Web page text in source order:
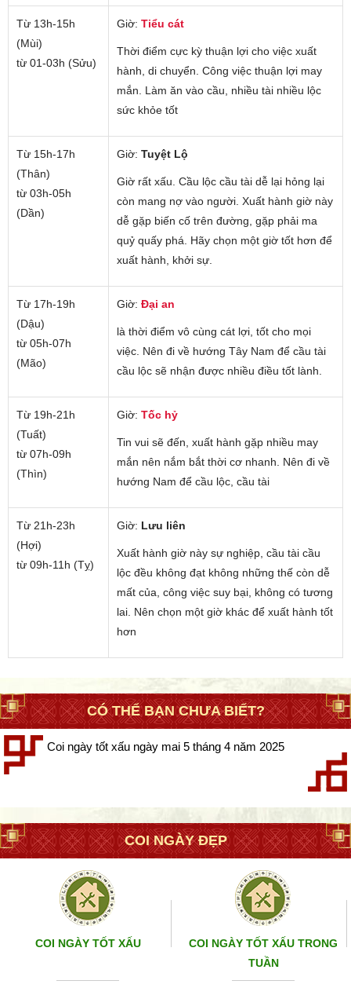
Từ 13h-15h
(Mùi)
từ 01-03h (Sửu)
Giờ: Tiểu cát
Thời điểm cực kỳ thuận lợi cho việc xuất
hành, di chuyển. Công việc thuận lợi may
mắn. Làm ăn vào cầu, nhiều tài nhiều lộc
sức khỏe tốt
Từ 15h-17h
(Thân)
từ 03h-05h
(Dần)
Giờ: Tuyệt Lộ
Giờ rất xấu. Cầu lộc cầu tài dễ lại hỏng lại
còn mang nợ vào người. Xuất hành giờ này
dễ gặp biến cố trên đường, gặp phải ma
quỷ quấy phá. Hãy chọn một giờ tốt hơn để
xuất hành, khởi sự.
Từ 17h-19h
(Dậu)
từ 05h-07h
(Mão)
Giờ: Đại an
là thời điểm vô cùng cát lợi, tốt cho mọi
việc. Nên đi về hướng Tây Nam để cầu tài
cầu lộc sẽ nhận được nhiều điều tốt lành.
Từ 19h-21h
(Tuất)
từ 07h-09h
(Thìn)
Giờ: Tốc hỷ
Tin vui sẽ đến, xuất hành gặp nhiều may
mắn nên nắm bắt thời cơ nhanh. Nên đi về
hướng Nam để cầu lộc, cầu tài
Từ 21h-23h
(Hợi)
từ 09h-11h (Tỵ)
Giờ: Lưu liên
Xuất hành giờ này sự nghiệp, cầu tài cầu
lộc đều không đạt không những thế còn dễ
mất của, công việc suy bại, không có tương
lai. Nên chọn một giờ khác để xuất hành tốt
hơn
CÓ THỂ BẠN CHƯA BIẾT?
Coi ngày tốt xấu ngày mai 5 tháng 4 năm 2025
COI NGÀY ĐẸP
COI NGÀY TỐT XẤU
COI NGÀY TỐT XẤU TRONG
TUẦN